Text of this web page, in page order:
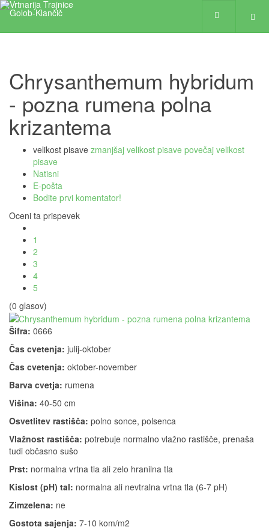
Chrysanthemum hybridum
- pozna rumena polna
krizantema
velikost pisave zmanjšaj velikost pisave povečaj velikost
pisave
Natisni
E-pošta
Bodite prvi komentator!
Oceni ta prispevek
1
2
3
4
5
(0 glasov)
Šifra: 0666
Čas cvetenja: julij-oktober
Čas cvetenja: oktober-november
Barva cvetja: rumena
Višina: 40-50 cm
Osvetlitev rastišča: polno sonce, polsenca
Vlažnost rastišča: potrebuje normalno vlažno rastišče, prenaša
tudi občasno sušo
Prst: normalna vrtna tla ali zelo hranilna tla
Kislost (pH) tal: normalna ali nevtralna vrtna tla (6-7 pH)
Zimzelena: ne
Gostota sajenja: 7-10 kom/m2